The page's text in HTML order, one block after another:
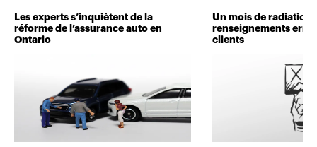
Les experts s’inquiètent de la
réforme de l’assurance auto en
Ontario
Un mois de radiation
renseignements
clients